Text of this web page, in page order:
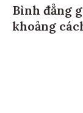
Bình đẳng
khoảng